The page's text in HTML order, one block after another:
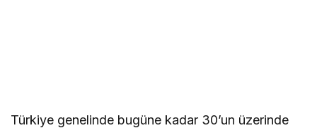
Türkiye genelinde bugüne kadar 30’un üzerinde